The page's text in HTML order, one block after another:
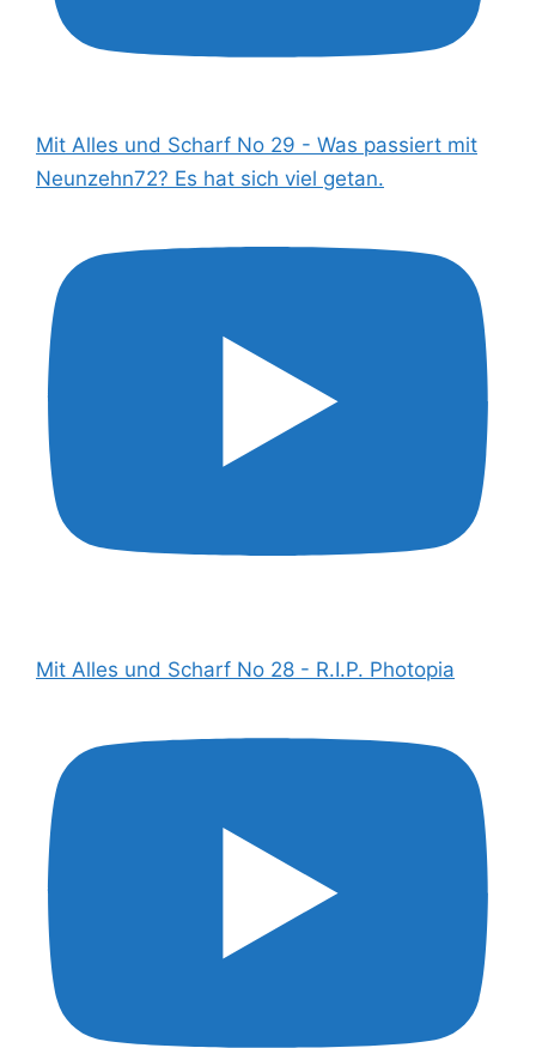
Mit Alles und Scharf No 29 - Was passiert mit
Neunzehn72? Es hat sich viel getan.
Mit Alles und Scharf No 28 - R.I.P. Photopia